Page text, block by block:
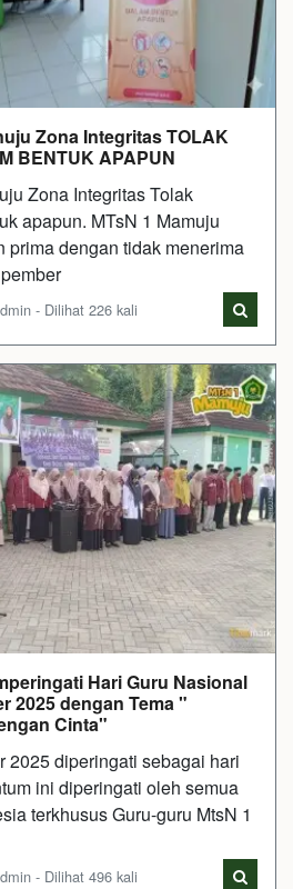
Zona Integritas TOLAK
BENTUK APAPUN
Zona Integritas Tolak
apapun. MTsN 1 Mamuju
prima dengan tidak menerima
- Dilihat 226 kali
Hari Guru Nasional
2025 dengan Tema "
Cinta"
2025 diperingati sebagai hari
ini diperingati oleh semua
terkhusus Guru-guru MtsN 1
- Dilihat 496 kali